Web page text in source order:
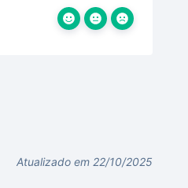
Atualizado em 22/10/2025